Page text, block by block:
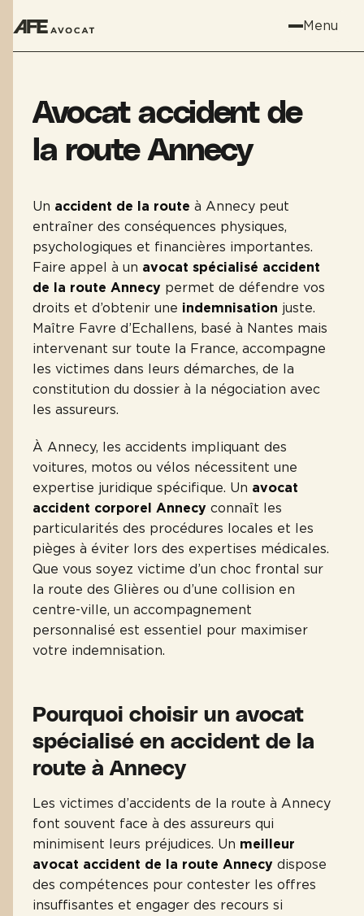
Menu
Avocat accident de
la route Annecy
Un accident de la route à Annecy peut
entraîner des conséquences physiques,
psychologiques et financières importantes.
Faire appel à un avocat spécialisé accident
de la route Annecy permet de défendre vos
droits et d’obtenir une indemnisation juste.
Maître Favre d’Echallens, basé à Nantes mais
intervenant sur toute la France, accompagne
les victimes dans leurs démarches, de la
constitution du dossier à la négociation avec
les assureurs.
À Annecy, les accidents impliquant des
voitures, motos ou vélos nécessitent une
expertise juridique spécifique. Un avocat
accident corporel Annecy connaît les
particularités des procédures locales et les
pièges à éviter lors des expertises médicales.
Que vous soyez victime d’un choc frontal sur
la route des Glières ou d’une collision en
centre-ville, un accompagnement
personnalisé est essentiel pour maximiser
votre indemnisation.
Pourquoi choisir un avocat
spécialisé en accident de la
route à Annecy
Les victimes d’accidents de la route à Annecy
font souvent face à des assureurs qui
minimisent leurs préjudices. Un meilleur
avocat accident de la route Annecy dispose
des compétences pour contester les offres
insuffisantes et engager des recours si